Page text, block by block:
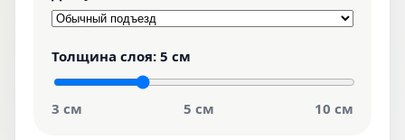
Толщина слоя: 5 см
3 см 5 см 10 см